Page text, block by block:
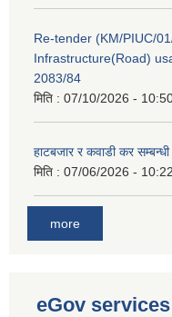
Re-tender (KM/PIUC/
Infrastructure(Road)
2083/84
मिति : 07/10/2026 -
हाटबजार र कवाडी कर
मिति : 07/06/2026 - 10:22
more
eGov services